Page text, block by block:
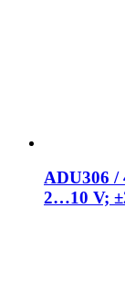
ADU306 /
2…10 V;